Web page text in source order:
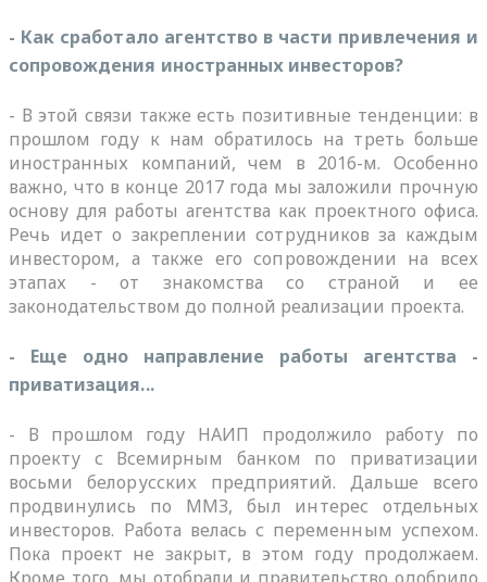
- Как сработало агентство в части привлечения и
сопровождения иностранных инвесторов?
- В этой связи также есть позитивные тенденции: в
прошлом году к нам обратилось на треть больше
иностранных компаний, чем в 2016-м. Особенно
важно, что в конце 2017 года мы заложили прочную
основу для работы агентства как проектного офиса.
Речь идет о закреплении сотрудников за каждым
инвестором, а также его сопровождении на всех
этапах - от знакомства со страной и ее
законодательством до полной реализации проекта.
- Еще одно направление работы агентства -
приватизация...
- В прошлом году НАИП продолжило работу по
проекту с Всемирным банком по приватизации
восьми белорусских предприятий. Дальше всего
продвинулись по ММЗ, был интерес отдельных
инвесторов. Работа велась с переменным успехом.
Пока проект не закрыт, в этом году продолжаем.
Кроме того, мы отобрали и правительство одобрило